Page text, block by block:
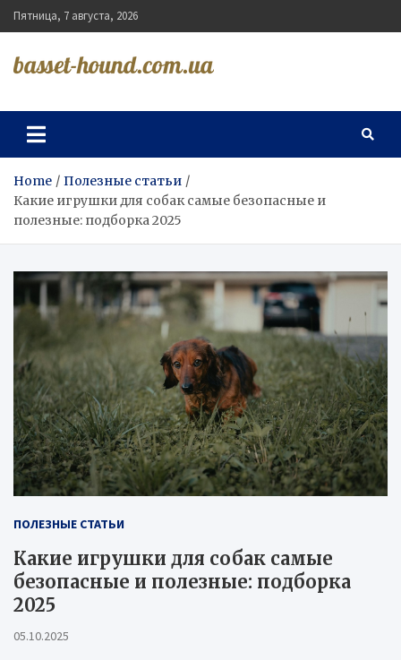
Skip
to
Пятница, 7 августа, 2026
basset-hound.com.ua
Home
Полезные статьи
Какие игрушки для собак самые безопасные и
полезные: подборка 2025
ПОЛЕЗНЫЕ СТАТЬИ
Какие игрушки для собак самые
безопасные и полезные: подборка
2025
05.10.2025